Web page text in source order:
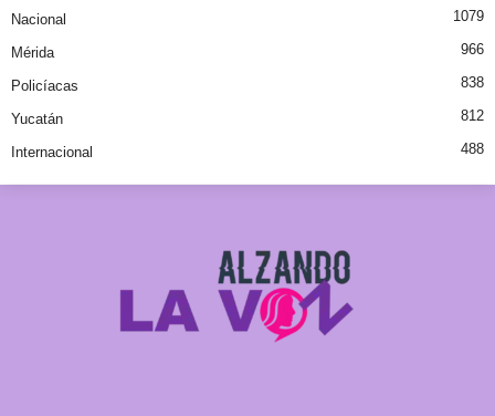
Nacional 1079
Mérida 966
Policíacas 838
Yucatán 812
Internacional 488